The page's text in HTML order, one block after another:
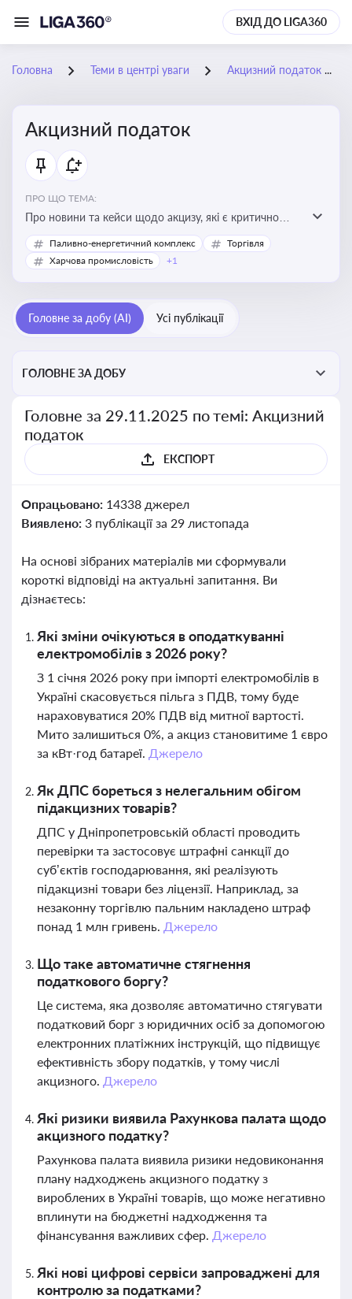
ВХІД ДО LIGA360
Головна Теми в центрі уваги Акцизний податок
Акцизний податок
ПРО ЩО ТЕМА:
Про новини та кейси щодо акцизу, які є критично
важливим для підприємств, які імпортують,
виробляють або реалізують підакцизну продукцію, з
Паливно-енергетичний комплекс
Торгівля
Харчова промисловість
+1
Головне за добу (AI) Усі публікації
ГОЛОВНЕ ЗА ДОБУ
Головне за 29.11.2025 по темі: Акцизний
податок
ЕКСПОРТ
Опрацьовано: 14338 джерел
Виявлено: 3 публікації за 29 листопада
На основі зібраних матеріалів ми сформували
короткі відповіді на актуальні запитання. Ви
дізнаєтесь:
Які зміни очікуються в оподаткуванні
електромобілів з 2026 року?
З 1 січня 2026 року при імпорті електромобілів в
Україні скасовується пільга з ПДВ, тому буде
нараховуватися 20% ПДВ від митної вартості.
Мито залишиться 0%, а акциз становитиме 1 євро
за кВт·год батареї. Джерело
Як ДПС бореться з нелегальним обігом
підакцизних товарів?
ДПС у Дніпропетровській області проводить
перевірки та застосовує штрафні санкції до
суб’єктів господарювання, які реалізують
підакцизні товари без ліцензії. Наприклад, за
незаконну торгівлю пальним накладено штраф
понад 1 млн гривень. Джерело
Що таке автоматичне стягнення
податкового боргу?
Це система, яка дозволяє автоматично стягувати
податковий борг з юридичних осіб за допомогою
електронних платіжних інструкцій, що підвищує
ефективність збору податків, у тому числі
акцизного. Джерело
Які ризики виявила Рахункова палата щодо
акцизного податку?
Рахункова палата виявила ризики недовиконання
плану надходжень акцизного податку з
вироблених в Україні товарів, що може негативно
вплинути на бюджетні надходження та
фінансування важливих сфер. Джерело
Які нові цифрові сервіси запроваджені для
контролю за податками?